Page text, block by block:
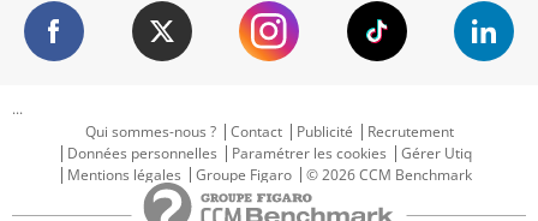
...
Qui sommes-nous ?
Contact Publicité
Recrutement
Données personnelles
Paramétrer les cookies
Gérer Utiq
Mentions légales
Groupe Figaro © 2026 CCM Benchmark